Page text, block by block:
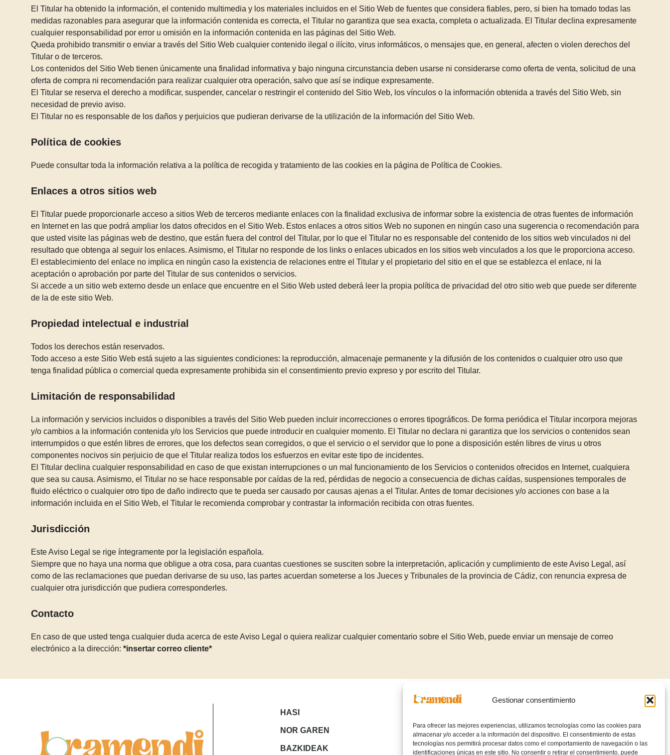
Gestionar consentimiento
Para ofrecer las mejores experiencias, utilizamos tecnologías como las cookies para
almacenar y/o acceder a la información del dispositivo. El consentimiento de estas
tecnologías nos permitirá procesar datos como el comportamiento de navegación o las
identificaciones únicas en este sitio. No consentir o retirar el consentimiento, puede
El Titular ha obtenido la información, el contenido multimedia y los materiales incluidos en el Sitio Web de fuentes que considera fiables, pero, si bien ha tomado todas las
medidas razonables para asegurar que la información contenida es correcta, el Titular no garantiza que sea exacta, completa o actualizada. El Titular declina expresamente
cualquier responsabilidad por error u omisión en la información contenida en las páginas del Sitio Web.
Queda prohibido transmitir o enviar a través del Sitio Web cualquier contenido ilegal o ilícito, virus informáticos, o mensajes que, en general, afecten o violen derechos del
Titular o de terceros.
Los contenidos del Sitio Web tienen únicamente una finalidad informativa y bajo ninguna circunstancia deben usarse ni considerarse como oferta de venta, solicitud de una
oferta de compra ni recomendación para realizar cualquier otra operación, salvo que así se indique expresamente.
El Titular se reserva el derecho a modificar, suspender, cancelar o restringir el contenido del Sitio Web, los vínculos o la información obtenida a través del Sitio Web, sin
necesidad de previo aviso.
El Titular no es responsable de los daños y perjuicios que pudieran derivarse de la utilización de la información del Sitio Web.
Política de cookies
Puede consultar toda la información relativa a la política de recogida y tratamiento de las cookies en la página de Política de Cookies.
Enlaces a otros sitios web
El Titular puede proporcionarle acceso a sitios Web de terceros mediante enlaces con la finalidad exclusiva de informar sobre la existencia de otras fuentes de información
en Internet en las que podrá ampliar los datos ofrecidos en el Sitio Web. Estos enlaces a otros sitios Web no suponen en ningún caso una sugerencia o recomendación para
que usted visite las páginas web de destino, que están fuera del control del Titular, por lo que el Titular no es responsable del contenido de los sitios web vinculados ni del
resultado que obtenga al seguir los enlaces. Asimismo, el Titular no responde de los links o enlaces ubicados en los sitios web vinculados a los que le proporciona acceso.
El establecimiento del enlace no implica en ningún caso la existencia de relaciones entre el Titular y el propietario del sitio en el que se establezca el enlace, ni la
aceptación o aprobación por parte del Titular de sus contenidos o servicios.
Si accede a un sitio web externo desde un enlace que encuentre en el Sitio Web usted deberá leer la propia política de privacidad del otro sitio web que puede ser diferente
de la de este sitio Web.
Propiedad intelectual e industrial
Todos los derechos están reservados.
Todo acceso a este Sitio Web está sujeto a las siguientes condiciones: la reproducción, almacenaje permanente y la difusión de los contenidos o cualquier otro uso que
tenga finalidad pública o comercial queda expresamente prohibida sin el consentimiento previo expreso y por escrito del Titular.
Limitación de responsabilidad
La información y servicios incluidos o disponibles a través del Sitio Web pueden incluir incorrecciones o errores tipográficos. De forma periódica el Titular incorpora mejoras
y/o cambios a la información contenida y/o los Servicios que puede introducir en cualquier momento. El Titular no declara ni garantiza que los servicios o contenidos sean
interrumpidos o que estén libres de errores, que los defectos sean corregidos, o que el servicio o el servidor que lo pone a disposición estén libres de virus u otros
componentes nocivos sin perjuicio de que el Titular realiza todos los esfuerzos en evitar este tipo de incidentes.
El Titular declina cualquier responsabilidad en caso de que existan interrupciones o un mal funcionamiento de los Servicios o contenidos ofrecidos en Internet, cualquiera
que sea su causa. Asimismo, el Titular no se hace responsable por caídas de la red, pérdidas de negocio a consecuencia de dichas caídas, suspensiones temporales de
fluido eléctrico o cualquier otro tipo de daño indirecto que te pueda ser causado por causas ajenas a el Titular. Antes de tomar decisiones y/o acciones con base a la
información incluida en el Sitio Web, el Titular le recomienda comprobar y contrastar la información recibida con otras fuentes.
Jurisdicción
Este Aviso Legal se rige íntegramente por la legislación española.
Siempre que no haya una norma que obligue a otra cosa, para cuantas cuestiones se susciten sobre la interpretación, aplicación y cumplimiento de este Aviso Legal, así
como de las reclamaciones que puedan derivarse de su uso, las partes acuerdan someterse a los Jueces y Tribunales de la provincia de Cádiz, con renuncia expresa de
cualquier otra jurisdicción que pudiera corresponderles.
Contacto
En caso de que usted tenga cualquier duda acerca de este Aviso Legal o quiera realizar cualquier comentario sobre el Sitio Web, puede enviar un mensaje de correo
electrónico a la dirección: *insertar correo cliente*
HASI
NOR GAREN
BAZKIDEAK
COOKIEEN POLITIKA
LEGE-OHARRA